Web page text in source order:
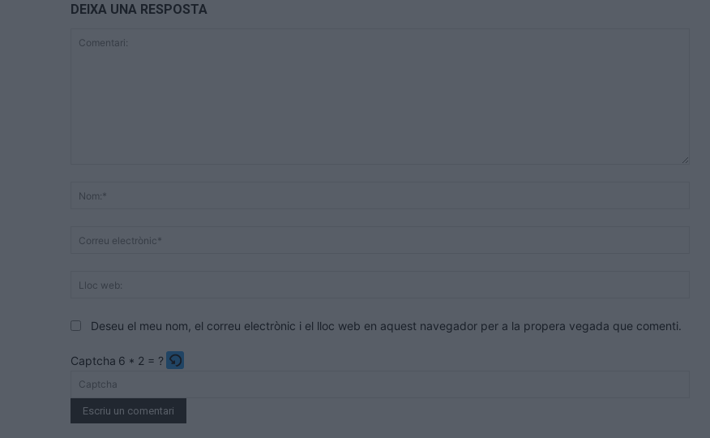
DEIXA UNA RESPOSTA
Deseu el meu nom, el correu electrònic i el lloc web en aquest navegador per a la propera vegada que comenti.
Captcha 6 * 2 = ?
Please
enter